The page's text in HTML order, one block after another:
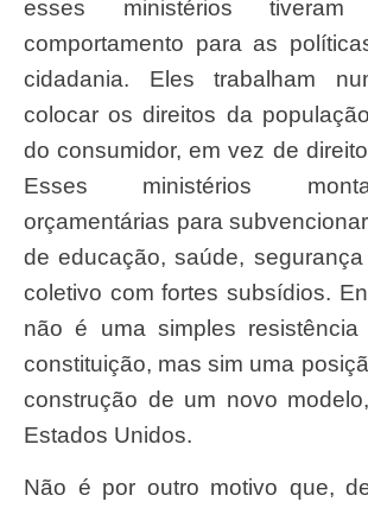
esses ministérios
comportamento para as
cidadania. Eles trabalham
colocar os direitos da
do consumidor, em vez de
Esses ministérios
orçamentárias para
de educação, saúde,
coletivo com fortes subsídios.
não é uma simples
constituição, mas sim uma
construção de um novo
Estados Unidos.
Não é por outro motivo que, desde os anos